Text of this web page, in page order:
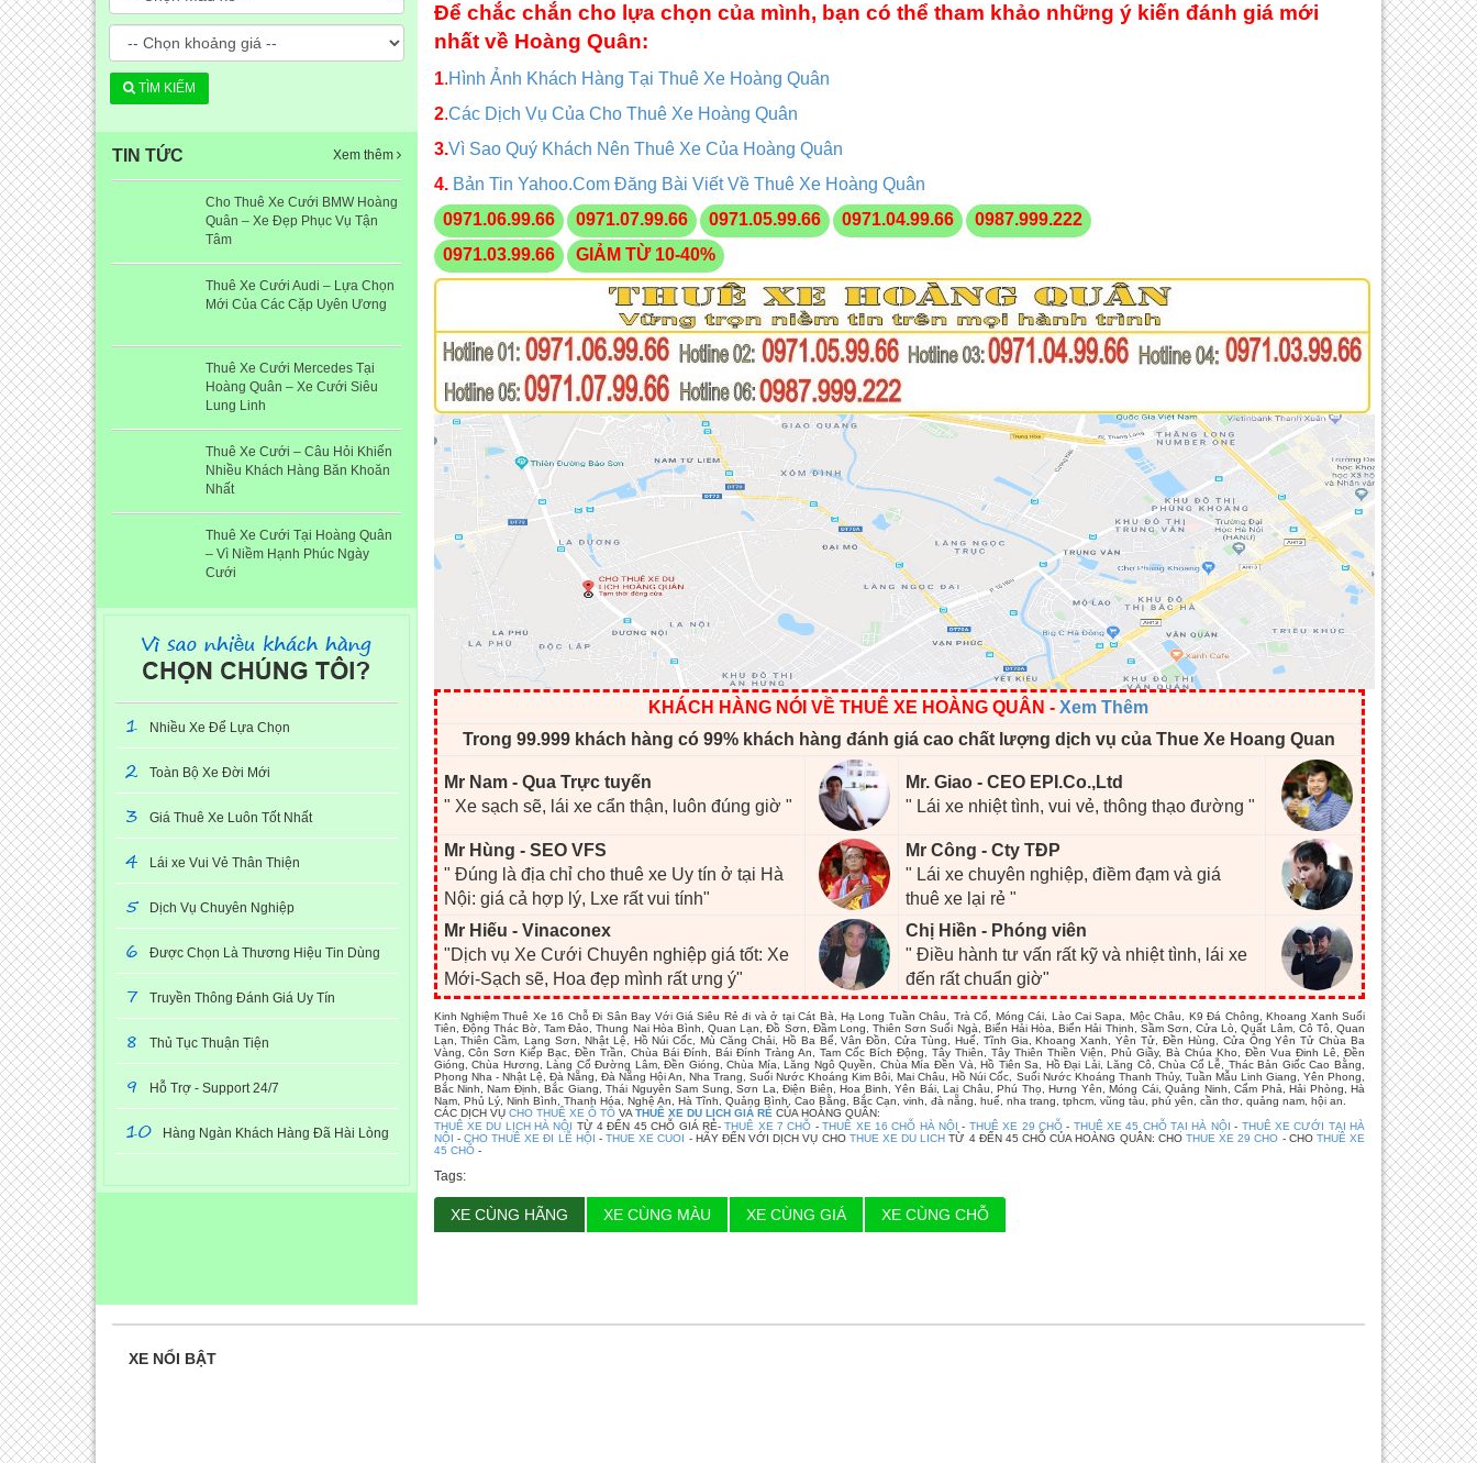
TÌM KIẾM
TIN TỨC Xem thêm
Cho Thuê Xe Cưới BMW Hoàng
Quân – Xe Đẹp Phục Vụ Tận
Tâm
Thuê Xe Cưới Audi – Lựa Chọn
Mới Của Các Cặp Uyên Ương
Thuê Xe Cưới Mercedes Tại
Hoàng Quân – Xe Cưới Siêu
Lung Linh
Thuê Xe Cưới – Câu Hỏi Khiến
Nhiều Khách Hàng Băn Khoăn
Nhất
Thuê Xe Cưới Tại Hoàng Quân
– Vì Niềm Hạnh Phúc Ngày
Cưới
1 Nhiều Xe Để Lựa Chọn
2 Toàn Bộ Xe Đời Mới
3 Giá Thuê Xe Luôn Tốt Nhất
4 Lái xe Vui Vẻ Thân Thiện
5 Dịch Vụ Chuyên Nghiệp
6 Được Chọn Là Thương Hiệu Tin Dùng
7 Truyền Thông Đánh Giá Uy Tín
8 Thủ Tục Thuận Tiện
9 Hỗ Trợ - Support 24/7
10 Hàng Ngàn Khách Hàng Đã Hài Lòng
Để chắc chắn cho lựa chọn của mình, bạn có thể tham khảo những ý kiến đánh giá mới
nhất về Hoàng Quân:
1.Hình Ảnh Khách Hàng Tại Thuê Xe Hoàng Quân
2.Các Dịch Vụ Của Cho Thuê Xe Hoàng Quân
3.Vì Sao Quý Khách Nên Thuê Xe Của Hoàng Quân
4.Bản Tin Yahoo.Com Đăng Bài Viết Về Thuê Xe Hoàng Quân
0971.06.99.66
0971.07.99.66 0971.05.99.66 0971.04.99.66
0987.999.222
0971.03.99.66
GIẢM TỪ 10-40%
KHÁCH HÀNG NÓI VỀ THUÊ XE HOÀNG QUÂN - Xem Thêm
Trong 99.999 khách hàng có 99% khách hàng đánh giá cao chất lượng dịch vụ của Thue Xe Hoang Quan
Mr Nam - Qua Trực tuyến
" Xe sạch sẽ, lái xe cẩn thận, luôn đúng giờ "
Mr. Giao - CEO EPI.Co.,Ltd
" Lái xe nhiệt tình, vui vẻ, thông thạo đường "
Mr Hùng - SEO VFS
" Đúng là địa chỉ cho thuê xe Uy tín ở tại Hà
Nội: giá cả hợp lý, Lxe rất vui tính"
Mr Công - Cty TĐP
" Lái xe chuyên nghiệp, điềm đạm và giá
thuê xe lại rẻ "
Mr Hiếu - Vinaconex
"Dịch vụ Xe Cưới Chuyên nghiệp giá tốt: Xe
Mới-Sạch sẽ, Hoa đẹp mình rất ưng ý"
Chị Hiền - Phóng viên
" Điều hành tư vấn rất kỹ và nhiệt tình, lái xe
đến rất chuẩn giờ"
Kinh Nghiệm Thuê Xe 16 Chỗ Đi Sân Bay Với Giá Siêu Rẻ đi và ở tại Cát Bà, Hạ Long Tuần Châu, Trà Cổ, Móng Cái, Lào Cai Sapa, Mộc Châu, K9 Đá Chông, Khoang Xanh Suối
Tiên, Động Thác Bờ, Tam Đảo, Thung Nai Hòa Bình, Quan Lạn, Đồ Sơn, Đầm Long, Thiên Sơn Suối Ngà, Biển Hải Hòa, Biển Hải Thịnh, Sầm Sơn, Cửa Lò, Quất Lâm, Cô Tô, Quan
Lạn, Thiên Cầm, Lạng Sơn, Nhật Lệ, Hồ Núi Cốc, Mù Căng Chải, Hồ Ba Bể, Vân Đồn, Cửa Tùng, Huế, Tĩnh Gia, Khoang Xanh, Yên Tử, Đền Hùng, Cửa Ông Yên Tử Chùa Ba
Vàng, Côn Sơn Kiếp Bạc, Đền Trần, Chùa Bái Đính, Bái Đính Tràng An, Tam Cốc Bích Động, Tây Thiên, Tây Thiên Thiền Viện, Phủ Giầy, Bà Chúa Kho, Đền Vua Đinh Lê, Đền
Gióng, Chùa Hương, Làng Cổ Đường Lâm, Đền Gióng, Chùa Mía, Lăng Ngô Quyền, Chùa Mía Đền Và, Hồ Tiên Sa, Hồ Đại Lải, Lăng Cô, Chùa Cổ Lễ, Thác Bản Giốc Cao Bằng,
Phong Nha - Nhật Lệ, Đà Nẵng, Đà Nẵng Hội An, Nha Trang, Suối Nước Khoáng Kim Bôi, Mai Châu, Hồ Núi Cốc, Suối Nước Khoáng Thanh Thủy, Tuần Mẫu Linh Giang, Yên Phong,
Bắc Ninh, Nam Định, Bắc Giang, Thái Nguyên Sam Sung, Sơn La, Điện Biên, Hoa Binh, Yên Bái, Lai Châu, Phú Thọ, Hưng Yên, Móng Cái, Quảng Ninh, Cẩm Phả, Hải Phòng, Hà
Nam, Phủ Lý, Ninh Bình, Thanh Hóa, Nghệ An, Hà Tĩnh, Quảng Bình, Cao Bằng, Bắc Cạn, vinh, đà nẵng, huế, nha trang, tphcm, vũng tàu, phú yên, cần thơ, quảng nam, hội an.
CÁC DỊCH VỤ CHO THUÊ XE Ô TÔVA THUÊ XE DU LỊCH GIÁ RẺ CỦA HOÀNG QUÂN:
THUÊ XE DU LỊCH HÀ NỘI TỪ 4 ĐẾN 45 CHỖ GIÁ RẺ-THUÊ XE 7 CHỖ -THUÊ XE 16 CHỖ HÀ NỘI - THUÊ XE 29 CHỖ- THUÊ XE 45 CHỖ TẠI HÀ NỘI - THUÊ XE CƯỚI TẠI HÀ
NỘI - CHO THUÊ XE ĐI LỄ HỘI -THUE XE CUOI - HÃY ĐẾN VỚI DỊCH VỤ CHO THUE XE DU LICH TỪ 4 ĐẾN 45 CHỖ CỦA HOÀNG QUÂN: CHO THUE XE 29 CHO - CHO THUÊ XE
45 CHỖ-
Tags:
XE CÙNG HÃNG XE CÙNG MÀU XE CÙNG GIÁ XE CÙNG CHỖ
XE NỔI BẬT